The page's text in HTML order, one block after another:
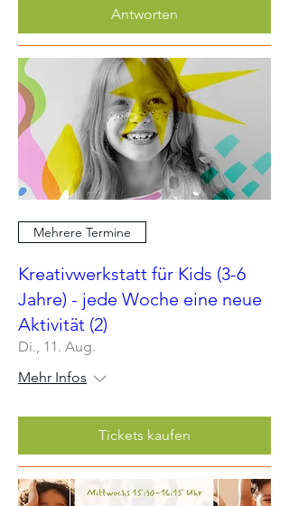
Antworten
Mehrere Termine
Kreativwerkstatt für Kids (3-6
Jahre) - jede Woche eine neue
Aktivität (2)
Di., 11. Aug.
Mehr Infos
Tickets kaufen